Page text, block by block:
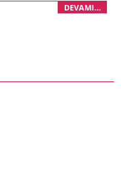
DEVAMI…